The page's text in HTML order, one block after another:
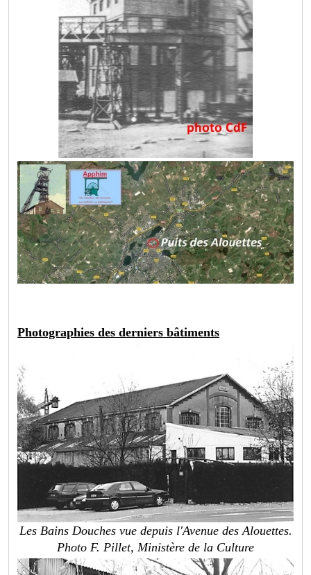
Photographies des derniers bâtiments
Les Bains Douches vue depuis l'Avenue des Alouettes.
Photo F. Pillet, Ministère de la Culture